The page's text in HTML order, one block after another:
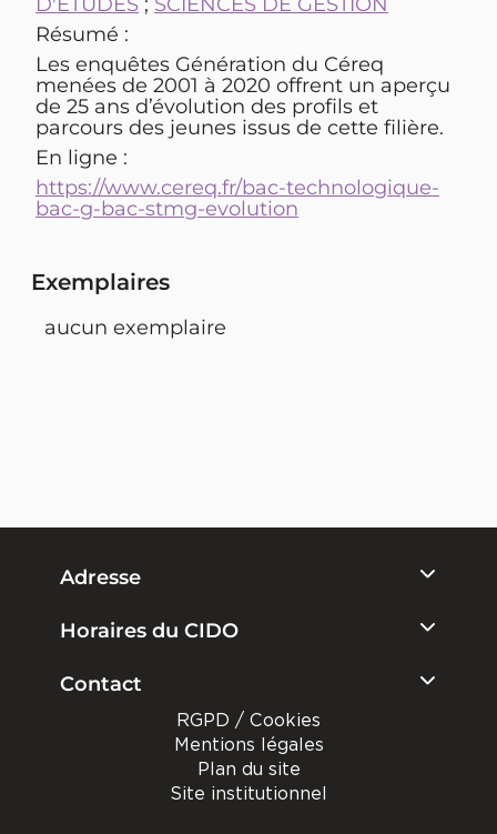
Résumé :
Les enquêtes Génération du Céreq
menées de 2001 à 2020 offrent un aperçu
de 25 ans d’évolution des profils et
parcours des jeunes issus de cette filière.
En ligne :
https://www.cereq.fr/bac-technologique-
bac-g-bac-stmg-evolution
Exemplaires
aucun exemplaire
Adresse
Horaires du CIDO
Contact
RGPD / Cookies
Mentions légales
Plan du site
Site institutionnel